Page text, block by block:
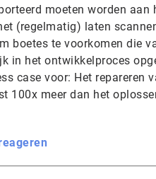
moeten worden aan
(regelmatig) laten
boetes te voorkomen die
in het ontwikkelproces
case voor: Het repareren
100x meer dan het